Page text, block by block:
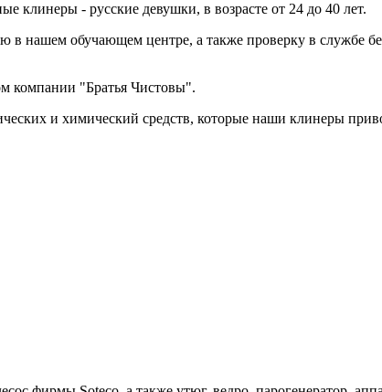
клинеры - русские девушки, в возрасте от 24 до 40 лет.
в нашем обучающем центре, а также проверку в службе
компании "Братья Чистовы".
и химический средств, которые наши клинеры